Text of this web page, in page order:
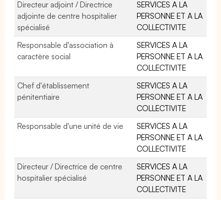
Directeur adjoint / Directrice
adjointe de centre hospitalier
spécialisé
SERVICES A LA
PERSONNE ET A LA
COLLECTIVITE
Responsable d'association à
caractère social
SERVICES A LA
PERSONNE ET A LA
COLLECTIVITE
Chef d'établissement
pénitentiaire
SERVICES A LA
PERSONNE ET A LA
COLLECTIVITE
Responsable d'une unité de vie
SERVICES A LA
PERSONNE ET A LA
COLLECTIVITE
Directeur / Directrice de centre
hospitalier spécialisé
SERVICES A LA
PERSONNE ET A LA
COLLECTIVITE